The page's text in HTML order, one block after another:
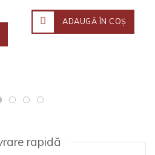
ADAUGĂ ÎN COŞ